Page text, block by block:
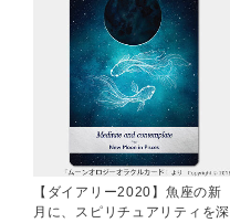
【ダイアリー2020】魚座の新
月に、スピリチュアリティを深